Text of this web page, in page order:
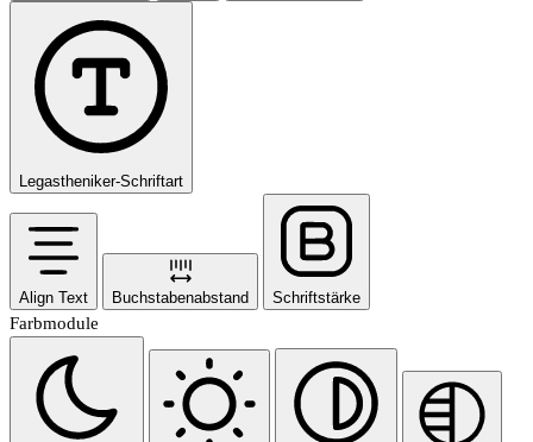
Legastheniker-Schriftart
Align Text Buchstabenabstand Schriftstärke
Farbmodule